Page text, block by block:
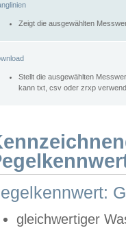
Zeigt die ausgewählten
Stellt die ausgewählten
kann txt, csv oder zrxp
gleichwertiger